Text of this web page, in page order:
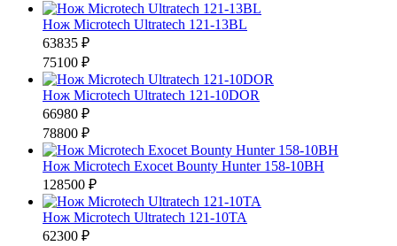
Нож Microtech Ultratech 121-13BL
63835 ₽
75100 ₽
Нож Microtech Ultratech 121-10DOR
66980 ₽
78800 ₽
Нож Microtech Exocet Bounty Hunter 158-10BH
128500 ₽
Нож Microtech Ultratech 121-10TA
62300 ₽